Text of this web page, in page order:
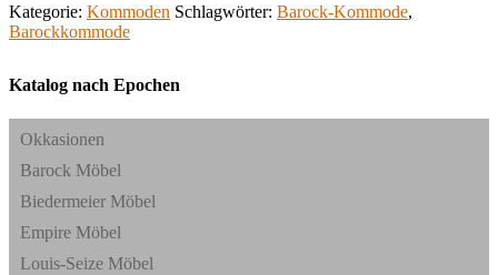
Kategorie: Kommoden Schlagwörter: Barock-Kommode,
Barockkommode
Katalog nach Epochen
Okkasionen
Barock Möbel
Biedermeier Möbel
Empire Möbel
Louis-Seize Möbel